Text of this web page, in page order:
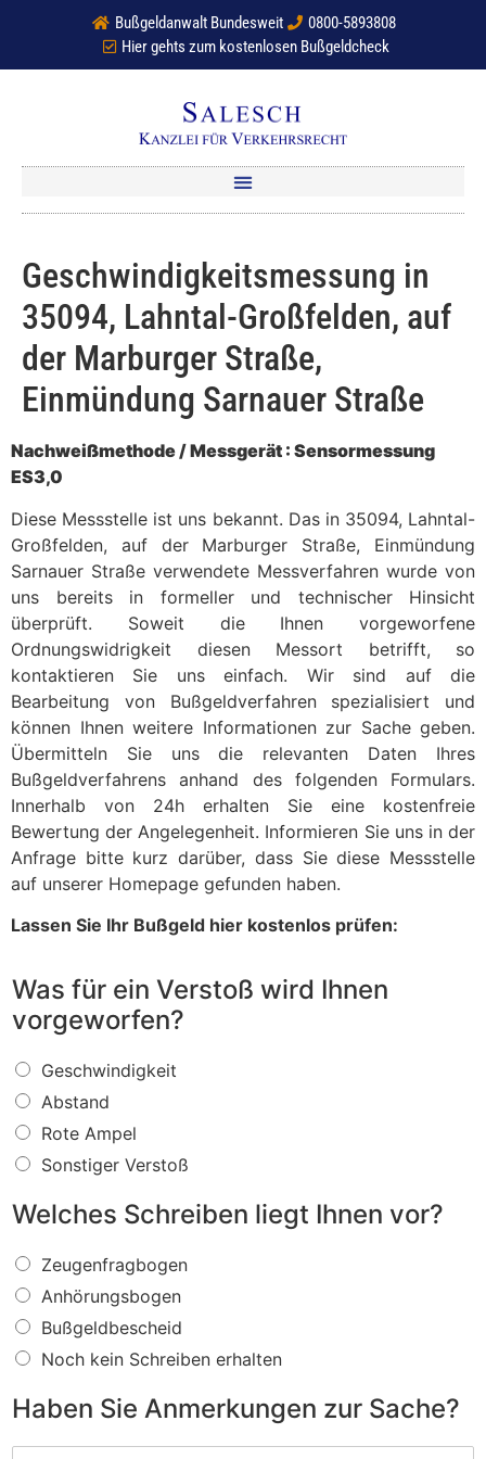
Bußgeldanwalt Bundesweit
0800-5893808
Hier gehts zum kostenlosen Bußgeldcheck
Geschwindigkeitsmessung in
35094, Lahntal-Großfelden, auf
der Marburger Straße,
Einmündung Sarnauer Straße
Nachweißmethode / Messgerät : Sensormessung
ES3,0
Diese Messstelle ist uns bekannt. Das in 35094, Lahntal-
Großfelden, auf der Marburger Straße, Einmündung
Sarnauer Straße verwendete Messverfahren wurde von
uns bereits in formeller und technischer Hinsicht
überprüft. Soweit die Ihnen vorgeworfene
Ordnungswidrigkeit diesen Messort betrifft, so
kontaktieren Sie uns einfach. Wir sind auf die
Bearbeitung von Bußgeldverfahren spezialisiert und
können Ihnen weitere Informationen zur Sache geben.
Übermitteln Sie uns die relevanten Daten Ihres
Bußgeldverfahrens anhand des folgenden Formulars.
Innerhalb von 24h erhalten Sie eine kostenfreie
Bewertung der Angelegenheit. Informieren Sie uns in der
Anfrage bitte kurz darüber, dass Sie diese Messstelle
auf unserer Homepage gefunden haben.
Lassen Sie Ihr Bußgeld hier kostenlos prüfen:
Was für ein Verstoß wird Ihnen
vorgeworfen?
W
a
s
f
ü
r
i
V
e
r
s
t
o
ß
w
Geschwindigkeit
Abstand
Rote Ampel
Sonstiger Verstoß
Welches Schreiben liegt Ihnen vor?
W
e
c
h
e
S
Zeugenfragbogen
Anhörungsbogen
Bußgeldbescheid
Noch kein Schreiben erhalten
Haben Sie Anmerkungen zur Sache?